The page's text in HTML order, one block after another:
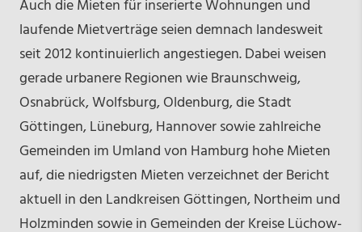
Auch die Mieten für inserierte Wohnungen und
laufende Mietverträge seien demnach landesweit
seit 2012 kontinuierlich angestiegen. Dabei weisen
gerade urbanere Regionen wie Braunschweig,
Osnabrück, Wolfsburg, Oldenburg, die Stadt
Göttingen, Lüneburg, Hannover sowie zahlreiche
Gemeinden im Umland von Hamburg hohe Mieten
auf, die niedrigsten Mieten verzeichnet der Bericht
aktuell in den Landkreisen Göttingen, Northeim und
Holzminden sowie in Gemeinden der Kreise Lüchow-